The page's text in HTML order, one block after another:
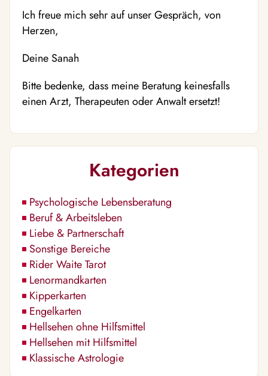
Ich freue mich sehr auf unser Gespräch, von
Herzen,
Deine Sanah
Bitte bedenke, dass meine Beratung keinesfalls
einen Arzt, Therapeuten oder Anwalt ersetzt!
Kategorien
Psychologische Lebensberatung
Beruf & Arbeitsleben
Liebe & Partnerschaft
Sonstige Bereiche
Rider Waite Tarot
Lenormandkarten
Kipperkarten
Engelkarten
Hellsehen ohne Hilfsmittel
Hellsehen mit Hilfsmittel
Klassische Astrologie